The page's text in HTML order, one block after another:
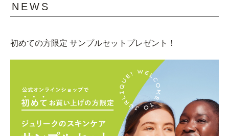
NEWS
初めての方限定 サンプルセットプレゼント！